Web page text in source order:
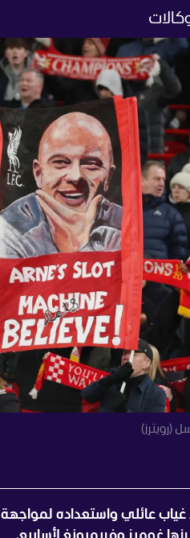
(رويترز)
عائلي واستعداده